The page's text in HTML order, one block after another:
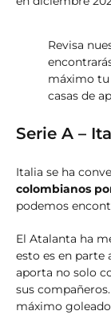
Revisa
máximo
casas de
Serie A –
Italia se ha
colombianos
podemos
El Atalanta ha
esto es en parte
aporta no solo
sus
máximo